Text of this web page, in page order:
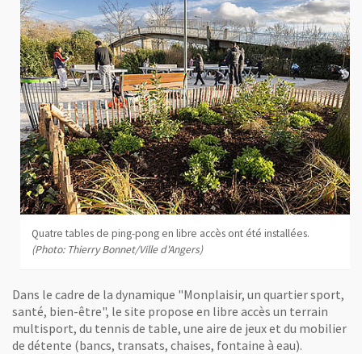
Quatre tables de ping-pong en libre accès ont été installées.
(Photo: Thierry Bonnet/Ville d'Angers)
Dans le cadre de la dynamique "Monplaisir, un quartier sport,
santé, bien-être", le site propose en libre accès un terrain
multisport, du tennis de table, une aire de jeux et du mobilier
de détente (bancs, transats, chaises, fontaine à eau).